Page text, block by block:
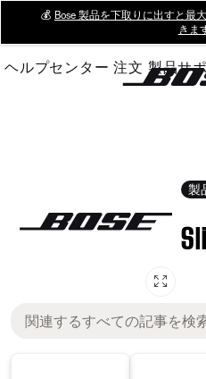
Main
💰 Bose 製品を下取りに出すと最
きま
ヘルプセンター 注文 製品サ
製